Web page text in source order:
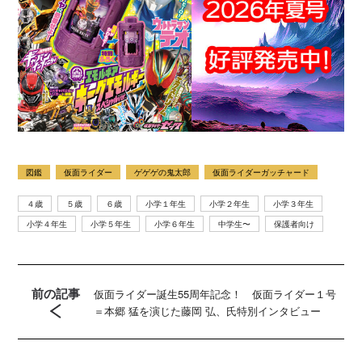
図鑑 仮面ライダー ゲゲゲの鬼太郎 仮面ライダーガッチャード
４歳 ５歳 ６歳 小学１年生 小学２年生
小学３年生
小学４年生
小学５年生 小学６年生 中学生〜 保護者向け
前の記事
仮面ライダー誕生55周年記念！ 仮面ライダー１号
＝本郷 猛を演じた藤岡 弘、氏特別インタビュー